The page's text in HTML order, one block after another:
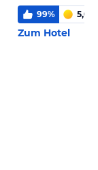
99% 5,0
Zum Hotel